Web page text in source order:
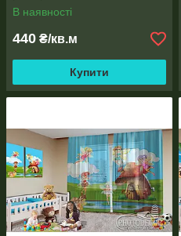
В наявності
440 ₴/кв.м
Купити